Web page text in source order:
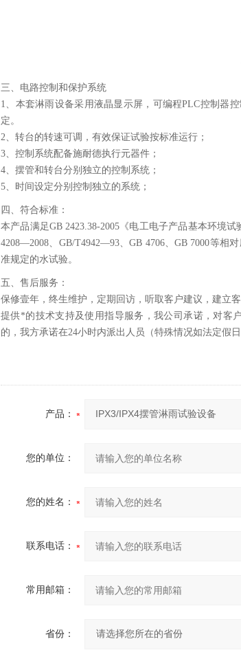
三、电路控制和保护系统
1、本套淋雨设备采用液晶显示屏，可编程PLC控制器
定。
2、转台的转速可调，有效保证试验按标准运行；
3、控制系统配备施耐德执行元器件；
4、摆管和转台分别独立的控制系统；
5、时间设定分别控制独立的系统；
四、符合标准：
本产品满足GB 2423.38-2005《电工电子产品基本环境
4208—2008、GB/T4942—93、GB 4706、GB 7000等
准规定的水试验。
五、售后服务：
保修壹年，终生维护，定期回访，听取客户建议，建立客
提供*的技术支持及使用指导服务，我公司承诺，对客
的，我方承诺在24小时内派出人员（特殊情况如法定假日
产品：
您的单位：
您的姓名：
联系电话：
常用邮箱：
省份：